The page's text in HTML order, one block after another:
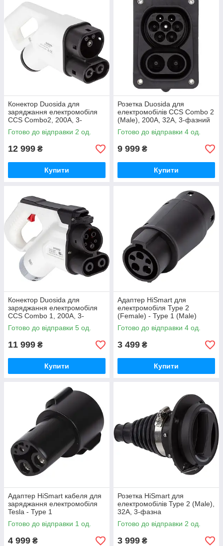
Конектор Duosida для
заряджання електромобіля
CCS Combo2, 200A, 3-
фазний
Готово до відправки 2 од.
12 999 ₴
Купити
Розетка Duosida для
електромобілiв CCS Combo 2
(Male), 200A, 32A, 3-фазний
Готово до відправки 4 од.
9 999 ₴
Купити
Конектор Duosida для
заряджання електромобіля
CCS Combo 1, 200A, 3-
фазний
Готово до відправки 5 од.
11 999 ₴
Купити
Адаптер HiSmart для
електромобіля Type 2
(Female) - Type 1 (Male)
Готово до відправки 4 од.
3 499 ₴
Купити
Адаптер HiSmart кабеля для
заряджання електромобіля
Tesla - Type 1
Готово до відправки 1 од.
4 999 ₴
Розетка HiSmart для
електромобілів Type 2 (Male),
32A, 3-фазна
Готово до відправки 2 од.
3 999 ₴